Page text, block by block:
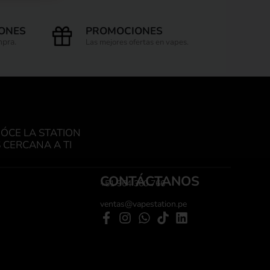
PROMOCIONES
Las mejores ofertas en vapes.
LA STATION
A TI
CONTÁCTANOS
+51 964 360 766
ventas@vapestation.pe